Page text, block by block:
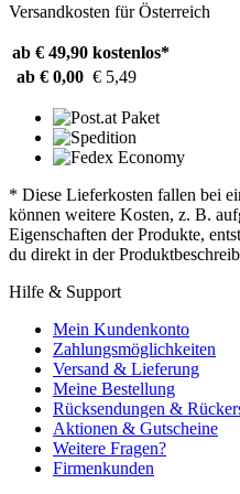
Versandkosten für Österreich
ab € 49,90 kostenlos*
ab € 0,00 € 5,49
* Diese Lieferkosten fallen bei
können weitere Kosten, z. B.
Eigenschaften der Produkte,
du direkt in der
Hilfe & Support
Mein Kundenkonto
Zahlungsmöglichkeiten
Versand & Lieferung
Meine Bestellung
Rücksendungen &
Aktionen & Gutscheine
Weitere Fragen?
Firmenkunden